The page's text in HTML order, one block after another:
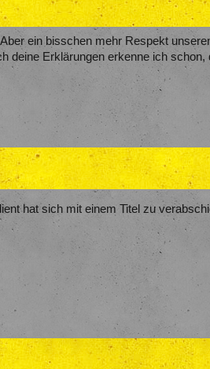
ein bisschen mehr Respekt
deine Erklärungen erkenne ich
hat sich mit einem Titel zu